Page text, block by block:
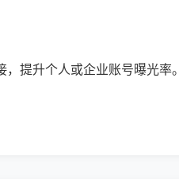
提升个人或企业账号曝光率。